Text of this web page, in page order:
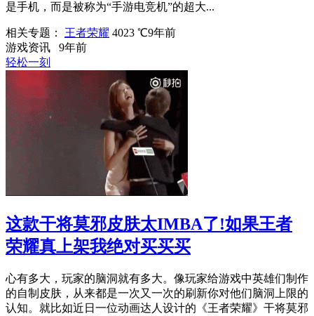
是手机，而是被称为“手游电竞机”的超大...
相关专题： 王者荣耀 4023 ℃9年前
游戏资讯
9年前
轻松一刻
这款干将莫邪皮肤太IMBA了!如果王者
荣耀真上架我绝对买买买
心有多大，玩家的脑洞就有多大。像玩家给游戏中英雄们制作
的自制皮肤，从来都是一次又一次的刷新你对他们脑洞上限的
认知。就比如近日一位动画达人设计的《王者荣耀》干将莫邪